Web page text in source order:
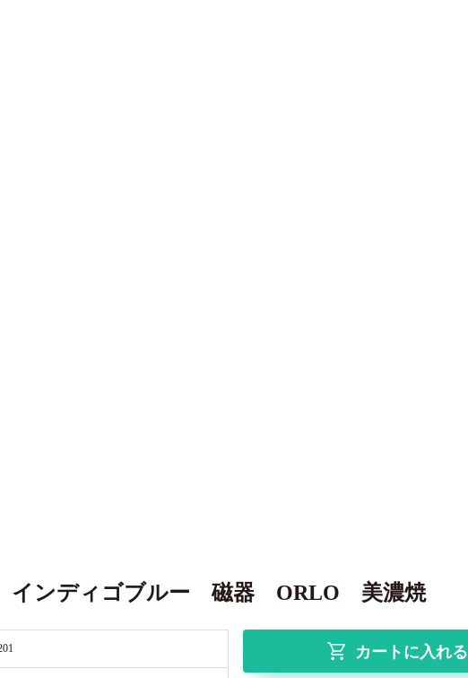
インディゴブルー 磁器 ORLO 美濃焼
カートに入れる